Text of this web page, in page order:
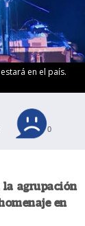
en el país.
0
la agrupación
en